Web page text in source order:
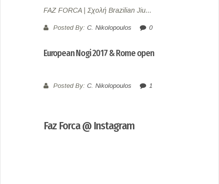
FAZ FORCA | Σχολή Brazilian Jiu...
Posted By: C. Nikolopoulos 0
European Nogi 2017 & Rome open
Posted By: C. Nikolopoulos 1
Faz Forca @ Instagram